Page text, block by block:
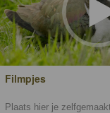
Filmpjes
Plaats hier je